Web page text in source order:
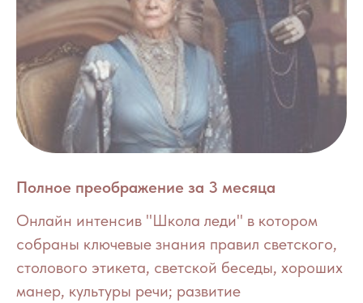
Полное преображение за 3 месяца
Онлайн интенсив "Школа леди" в котором
собраны ключевые знания правил светского,
столового этикета, светской беседы, хороших
манер, культуры речи; развитие